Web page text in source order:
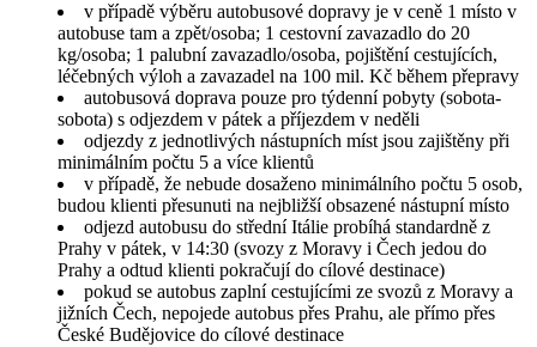
v případě výběru autobusové dopravy je v ceně 1 místo v
autobuse tam a zpět/osoba; 1 cestovní zavazadlo do 20
kg/osoba; 1 palubní zavazadlo/osoba, pojištění cestujících,
léčebných výloh a zavazadel na 100 mil. Kč během přepravy
autobusová doprava pouze pro týdenní pobyty (sobota-
sobota) s odjezdem v pátek a příjezdem v neděli
odjezdy z jednotlivých nástupních míst jsou zajištěny při
minimálním počtu 5 a více klientů
v případě, že nebude dosaženo minimálního počtu 5 osob,
budou klienti přesunuti na nejbližší obsazené nástupní místo
odjezd autobusu do střední Itálie probíhá standardně z
Prahy v pátek, v 14:30 (svozy z Moravy i Čech jedou do
Prahy a odtud klienti pokračují do cílové destinace)
pokud se autobus zaplní cestujícími ze svozů z Moravy a
jižních Čech, nepojede autobus přes Prahu, ale přímo přes
České Budějovice do cílové destinace